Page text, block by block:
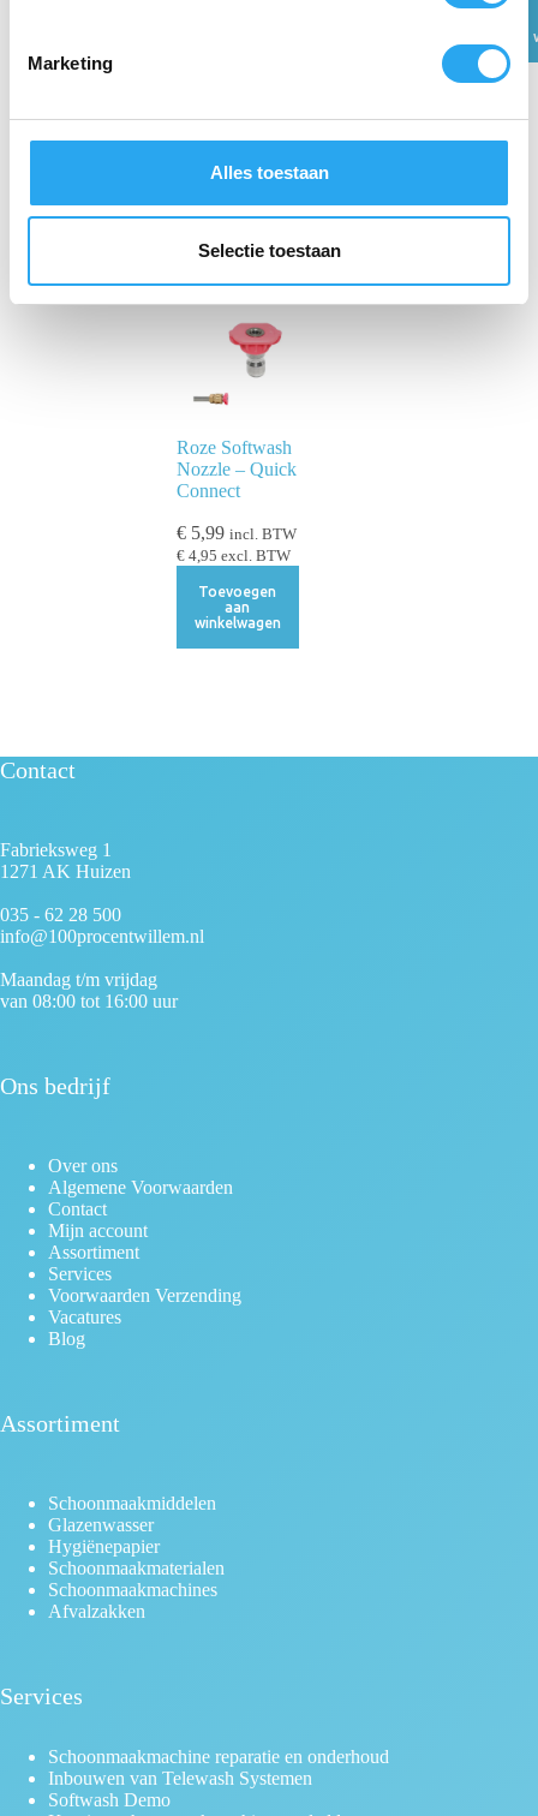
t
Marketing
Alles toestaan
Selectie toestaan
Roze Softwash
Nozzle – Quick
Connect
€5,99 incl. BTW
€4,95 excl. BTW
Toevoegen
aan
winkelwagen
Contact
Fabrieksweg 1
1271 AK Huizen
035 - 62 28 500
info@100procentwillem.nl
Maandag t/m vrijdag
van 08:00 tot 16:00 uur
Ons bedrijf
Over ons
Algemene Voorwaarden
Contact
Mijn account
Assortiment
Services
Voorwaarden Verzending
Vacatures
Blog
Assortiment
Schoonmaakmiddelen
Glazenwasser
Hygiënepapier
Schoonmaakmaterialen
Schoonmaakmachines
Afvalzakken
Services
Schoonmaakmachine reparatie en onderhoud
Inbouwen van Telewash Systemen
Softwash Demo